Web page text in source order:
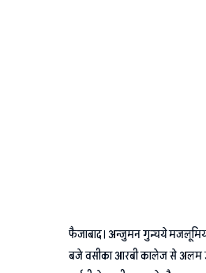
फैजाबाद। अन्जुमन गुन्चये मजलूमिया
बजे वसीका आरबी कालेज से अलम